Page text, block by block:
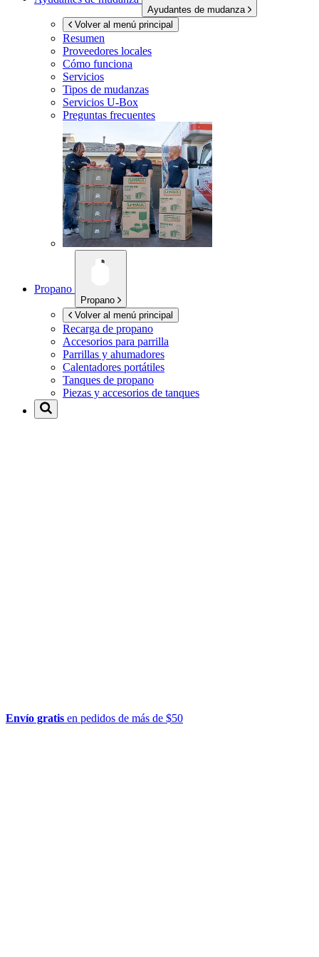
Ayudantes de mudanza
Volver al menú principal
Resumen
Proveedores locales
Cómo funciona
Servicios
Tipos de mudanzas
Servicios U-Box
Preguntas frecuentes
Propano
Propano
Volver al menú principal
Recarga de propano
Accesorios para parrilla
Parrillas y ahumadores
Calentadores portátiles
Tanques de propano
Piezas y accesorios de tanques
Envío gratis en pedidos de más de $50